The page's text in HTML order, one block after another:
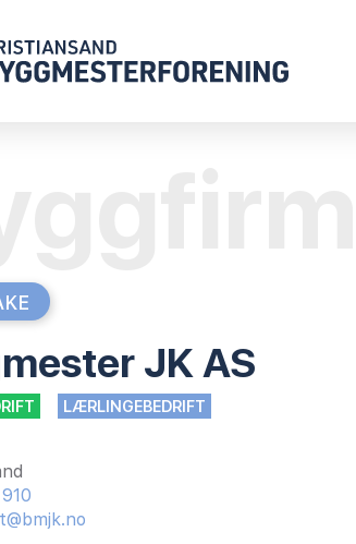
JK AS
LÆRLINGEBEDRIFT